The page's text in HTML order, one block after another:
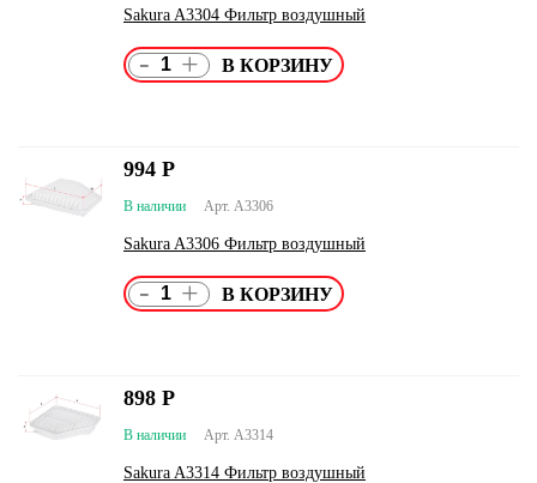
Sakura A3304 Фильтр воздушный
- +
Арт. A3306
В наличии
Sakura A3306 Фильтр воздушный
994 Р
- +
Арт. A3314
В наличии
Sakura A3314 Фильтр воздушный
898 Р